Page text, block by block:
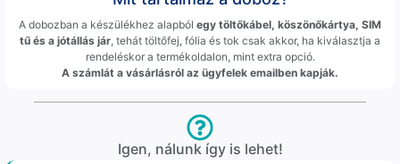
A dobozban a készülékhez alapból egy töltőkábel, köszönőkártya, SIM
tű és a jótállás jár, tehát töltőfej, fólia és tok csak akkor, ha kiválasztja a
rendeléskor a termékoldalon, mint extra opció.
A számlát a vásárlásról az ügyfelek emailben kapják.
Igen, nálunk így is lehet!